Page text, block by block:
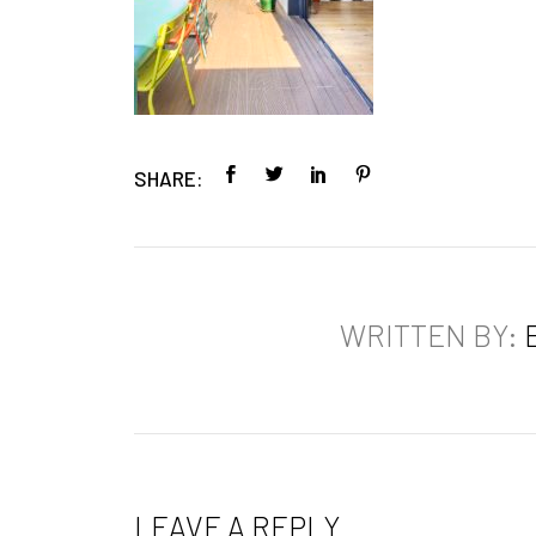
SHARE:
WRITTEN BY:
LEAVE A REPLY